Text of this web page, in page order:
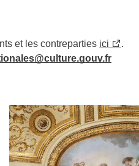
et les contreparties ici
.